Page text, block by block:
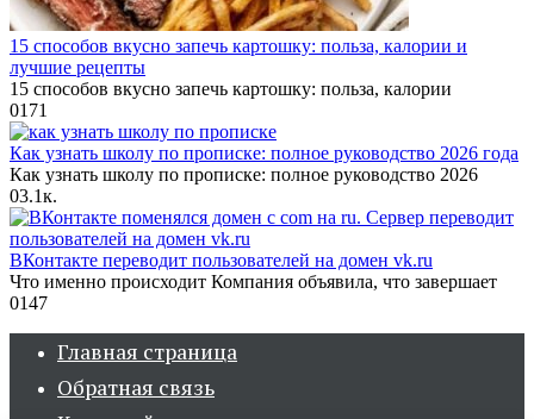
15 способов вкусно запечь картошку: польза, калории и
лучшие рецепты
15 способов вкусно запечь картошку: польза, калории
0171
Как узнать школу по прописке: полное руководство 2026 года
Как узнать школу по прописке: полное руководство 2026
03.1к.
ВКонтакте переводит пользователей на домен vk.ru
Что именно происходит Компания объявила, что завершает
0147
Главная страница
Обратная связь